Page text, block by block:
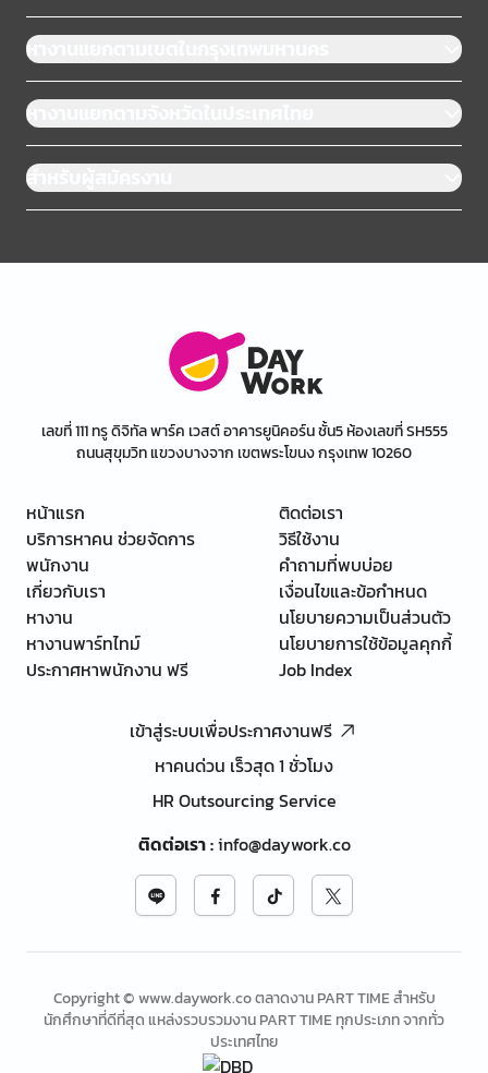
หางานแยกตามเขตในกรุงเทพมหานคร
หางานแยกตามจังหวัดในประเทศไทย
สำหรับผู้สมัครงาน
เลขที่ 111 ทรู ดิจิทัล พาร์ค เวสต์ อาคารยูนิคอร์น ชั้น5 ห้องเลขที่ SH555
ถนนสุขุมวิท แขวงบางจาก เขตพระโขนง กรุงเทพ 10260
หน้าแรก
บริการหาคน ช่วยจัดการ
พนักงาน
เกี่ยวกับเรา
หางาน
หางานพาร์ทไทม์
ประกาศหาพนักงาน ฟรี
ติดต่อเรา
วิธีใช้งาน
คำถามที่พบบ่อย
เงื่อนไขและข้อกำหนด
นโยบายความเป็นส่วนตัว
นโยบายการใช้ข้อมูลคุกกี้
Job Index
เข้าสู่ระบบเพื่อประกาศงานฟรี
หาคนด่วน เร็วสุด 1 ชั่วโมง
HR Outsourcing Service
ติดต่อเรา:info@daywork.co
Copyright © www.daywork.co ตลาดงาน PART TIME สำหรับ
นักศึกษาที่ดีที่สุด แหล่งรวบรวมงาน PART TIME ทุกประเภท จากทั่ว
ประเทศไทย